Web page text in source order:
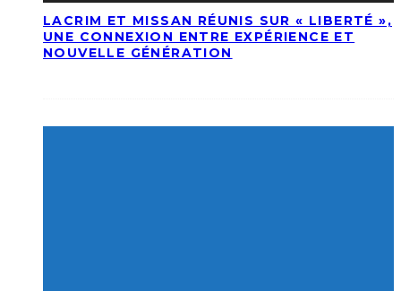
LACRIM ET MISSAN RÉUNIS SUR « LIBERTÉ »,
UNE CONNEXION ENTRE EXPÉRIENCE ET
NOUVELLE GÉNÉRATION